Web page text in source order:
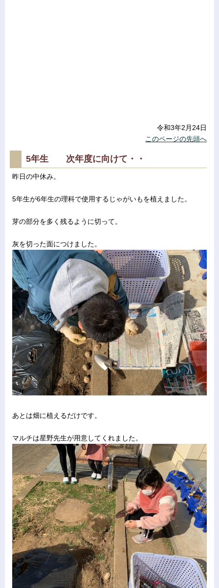
令和3年2月24日
このページの先頭へ
5年生 次年度に向けて・・
昨日の中休み。
5年生が6年生の理科で使用するじゃがいもを植えました。
芽の部分を多く残るように切って。
灰を切った面につけました。
あとは畑に植えるだけです。
マルチは星野先生が用意してくれました。